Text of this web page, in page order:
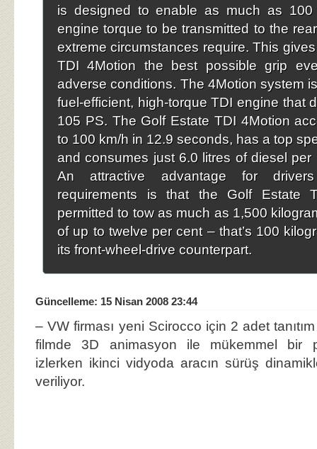
is designed to enable as much as
engine torque to be transmitted to the
extreme circumstances require. This
TDI 4Motion the best possible grip
adverse conditions. The 4Motion system
fuel-efficient, high-torque TDI engine that
105 PS. The Golf Estate TDI 4Motion
to 100 km/h in 12.9 seconds, has a top
and consumes just 6.0 litres of diesel per
An attractive advantage for
requirements is that the Golf Estate
permitted to tow as much as 1,500
of up to twelve per cent – that’s 100
its front-wheel-drive counterpart.
Güncelleme: 15 Nisan 2008 23:44
– VW firması yeni Scirocco için 2 adet
filmde 3D animasyon ile mükemmel bir
izlerken ikinci vidyoda aracın sürüş
veriliyor.